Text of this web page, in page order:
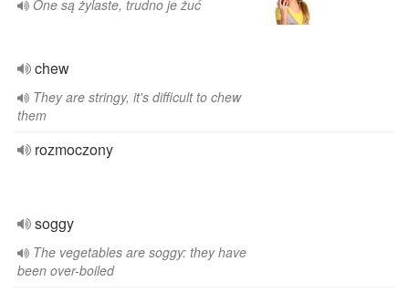
One są żylaste, trudno je żuć
chew
They are stringy, it's difficult to chew
them
rozmoczony
soggy
The vegetables are soggy: they have
been over-boiled